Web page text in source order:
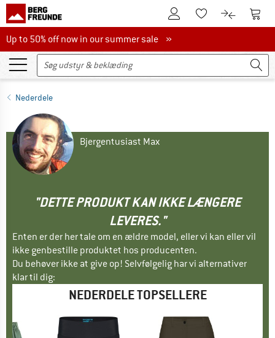
Til kundekontoenTil huskesedlen.
Til Til
Up to 50% off now in our summer sale
Up to 50% off now in our summer sale »
Nederdele
Bjergentusiast Max
"DETTE PRODUKT KAN IKKE LÆNGERE
LEVERES."
Enten er der her tale om en ældre model, eller vi kan eller vil
ikke genbestille produktet hos producenten.
Du behøver ikke at give op! Selvfølgelig har vi alternativer
klar til dig:
NEDERDELE TOPSELLERE